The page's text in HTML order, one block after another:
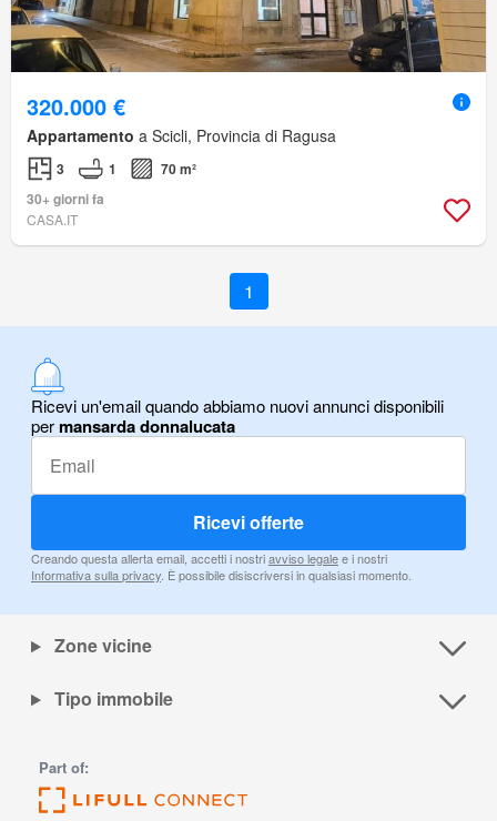
320.000 €
Appartamento a Scicli, Provincia di Ragusa
3 1
70 m²
30+ giorni fa
CASA.IT
1
Ricevi un'email quando abbiamo nuovi annunci disponibili
permansarda donnalucata
Ricevi offerte
Creando questa allerta email, accetti i nostriavviso legalee i nostri
Informativa sulla privacy. È possibile disiscriversi in qualsiasi momento.
Zone vicine
Tipo immobile
Part of: